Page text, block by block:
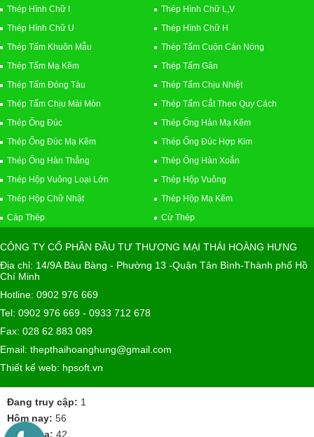
Thép Hình Chữ I
Thép Hình Chữ L,V
Thép Hình Chữ U
Thép Hình Chữ H
Thép Tấm Khuôn Mẫu
Thép Tấm Cuộn Cán Nóng
Thép Tấm Mạ Kẽm
Thép Tấm Gân
Thép Tấm Đóng Tàu
Thép Tấm Chịu Nhiệt
Thép Tấm Chịu Mài Mòn
Thép Tấm Cắt Theo Quy Cách
Thép Ống Đúc
Thép Ống Hàn Mạ Kẽm
Thép Ống Đúc Mạ Kẽm
Thép Ống Đúc Hợp Kim
Thép Ống Hàn Thẳng
Thép Ống Hàn Xoắn
Thép Hộp Vuông Loại Lớn
Thép Hộp Vuông
Thép Hộp Chữ Nhật
Thép Hộp Mạ Kẽm
Cáp Thép
Cừ Thép
CÔNG TY CỔ PHẦN ĐẦU TƯ THƯƠNG MẠI THÁI HOÀNG HƯNG
Địa chỉ: 14/9A Bàu Bàng - Phường 13 -Quận Tân Bình-Thành phố Hồ
Chí Minh
Hotline: 0902 976 669
Tel: 0902 976 669 - 0933 712 678
Fax: 028 62 883 089
Email: thepthaihoanghung@gmail.com
Thiết kế web: hpsoft.vn
Đang truy cập: 1
Hôm nay: 56
Hôm qua: 42